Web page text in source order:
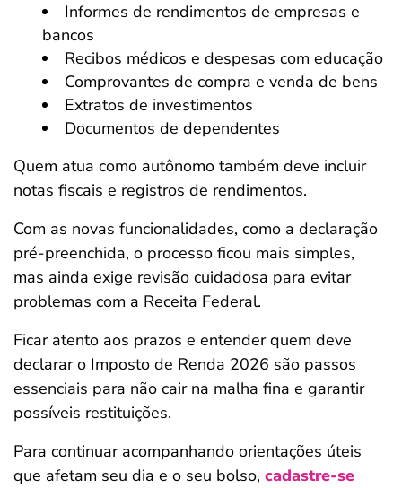
Informes de rendimentos de empresas e
bancos
Recibos médicos e despesas com educação
Comprovantes de compra e venda de bens
Extratos de investimentos
Documentos de dependentes
Quem atua como autônomo também deve incluir
notas fiscais e registros de rendimentos.
Com as novas funcionalidades, como a declaração
pré-preenchida, o processo ficou mais simples,
mas ainda exige revisão cuidadosa para evitar
problemas com a Receita Federal.
Ficar atento aos prazos e entender quem deve
declarar o Imposto de Renda 2026 são passos
essenciais para não cair na malha fina e garantir
possíveis restituições.
Para continuar acompanhando orientações úteis
que afetam seu dia e o seu bolso, cadastre-se